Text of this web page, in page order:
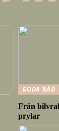
GODA RÅD
Från
prylar